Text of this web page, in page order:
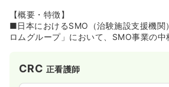
【概要・特徴】
■日本におけるSMO（治験施設支援機関
ロムグループ」において、SMO事業の中
医療事業」「メディカルサポート事業」
CRC 正看護師